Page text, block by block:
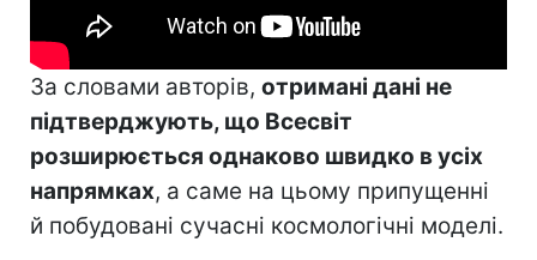
За словами авторів, отримані дані не
підтверджують, що Всесвіт
розширюється однаково швидко в усіх
напрямках, а саме на цьому припущенні
й побудовані сучасні космологічні моделі.